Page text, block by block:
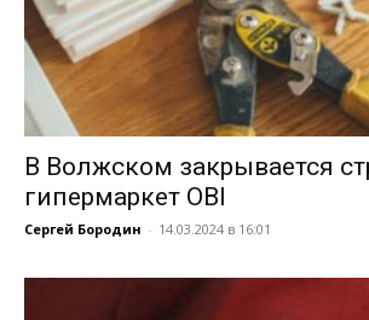
В Волжском закрывается
гипермаркет OBI
Сергей Бородин - 14.03.2024 в 16:01